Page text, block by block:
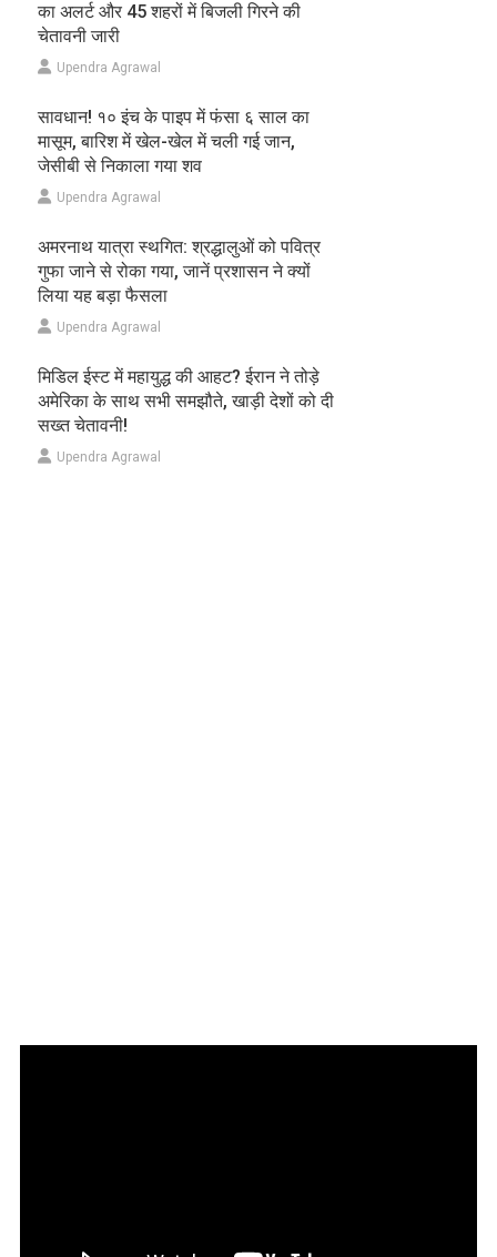
का अलर्ट और 45 शहरों में बिजली गिरने की
चेतावनी जारी
Upendra Agrawal
सावधान! १० इंच के पाइप में फंसा ६ साल का
मासूम, बारिश में खेल-खेल में चली गई जान,
जेसीबी से निकाला गया शव
Upendra Agrawal
अमरनाथ यात्रा स्थगित: श्रद्धालुओं को पवित्र
गुफा जाने से रोका गया, जानें प्रशासन ने क्यों
लिया यह बड़ा फैसला
Upendra Agrawal
मिडिल ईस्ट में महायुद्ध की आहट? ईरान ने तोड़े
अमेरिका के साथ सभी समझौते, खाड़ी देशों को दी
सख्त चेतावनी!
Upendra Agrawal